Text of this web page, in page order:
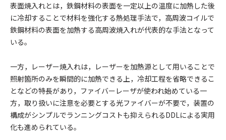
表面焼入れとは，鉄鋼材料の表面を一定以上の温度に加熱した後
に冷却することで材料を強化する熱処理手法で，高周波コイルで
鉄鋼材料の表面を加熱する高周波焼入れが代表的な手法となって
いる。
一方，レーザー焼入れは，レーザーを加熱源として用いることで
照射箇所のみを瞬間的に加熱できる上，冷却工程を省略できるこ
となどの特長があり，ファイバーレーザが使われ始めている一
方，取り扱いに注意を必要とする光ファイバーが不要で，装置の
構成がシンプルでランニングコストも抑えられるDDLによる実用
化も進められている。